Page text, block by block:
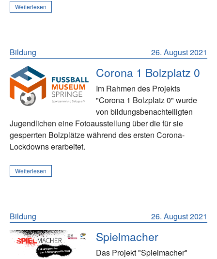
Weiterlesen
26. August 2021
Bildung
Corona 1 Bolzplatz 0
Im Rahmen des Projekts
"Corona 1 Bolzplatz 0" wurde
von bildungsbenachteiligten
Jugendlichen eine Fotoausstellung über die für sie
gesperrten Bolzplätze während des ersten Corona-
Lockdowns erarbeitet.
Weiterlesen
26. August 2021
Bildung
Spielmacher
Das Projekt "Spielmacher"